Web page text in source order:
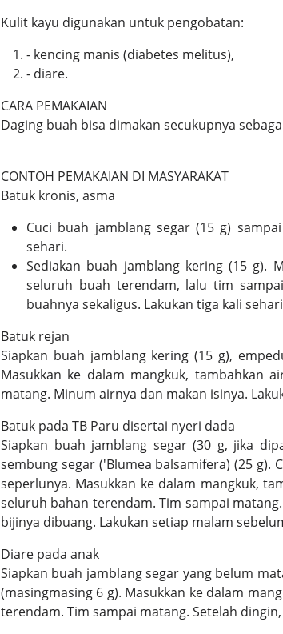
Kulit kayu digunakan untuk pengobatan:
- kencing manis (diabetes melitus),
- diare.
CARA PEMAKAIAN
Daging buah bisa dimakan secukupnya
CONTOH PEMAKAIAN DI MASYARAKAT
Batuk kronis, asma
Cuci buah jamblang segar (15 g)
sehari.
Sediakan buah jamblang kering (15 g).
seluruh buah terendam, lalu tim
buahnya sekaligus. Lakukan tiga kali
Batuk rejan
Siapkan buah jamblang kering (15 g),
Masukkan ke dalam mangkuk, tambahkan
matang. Minum airnya dan makan isinya.
Batuk pada TB Paru disertai nyeri dada
Siapkan buah jamblang segar (30 g, jika
sembung segar ('Blumea balsamifera) (25
seperlunya. Masukkan ke dalam mangkuk,
seluruh bahan terendam. Tim sampai
bijinya dibuang. Lakukan setiap malam
Diare pada anak
Siapkan buah jamblang segar yang belum
(masingmasing 6 g). Masukkan ke dalam
terendam. Tim sampai matang. Setelah